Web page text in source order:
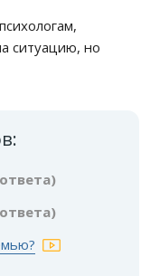
ситуацию, но